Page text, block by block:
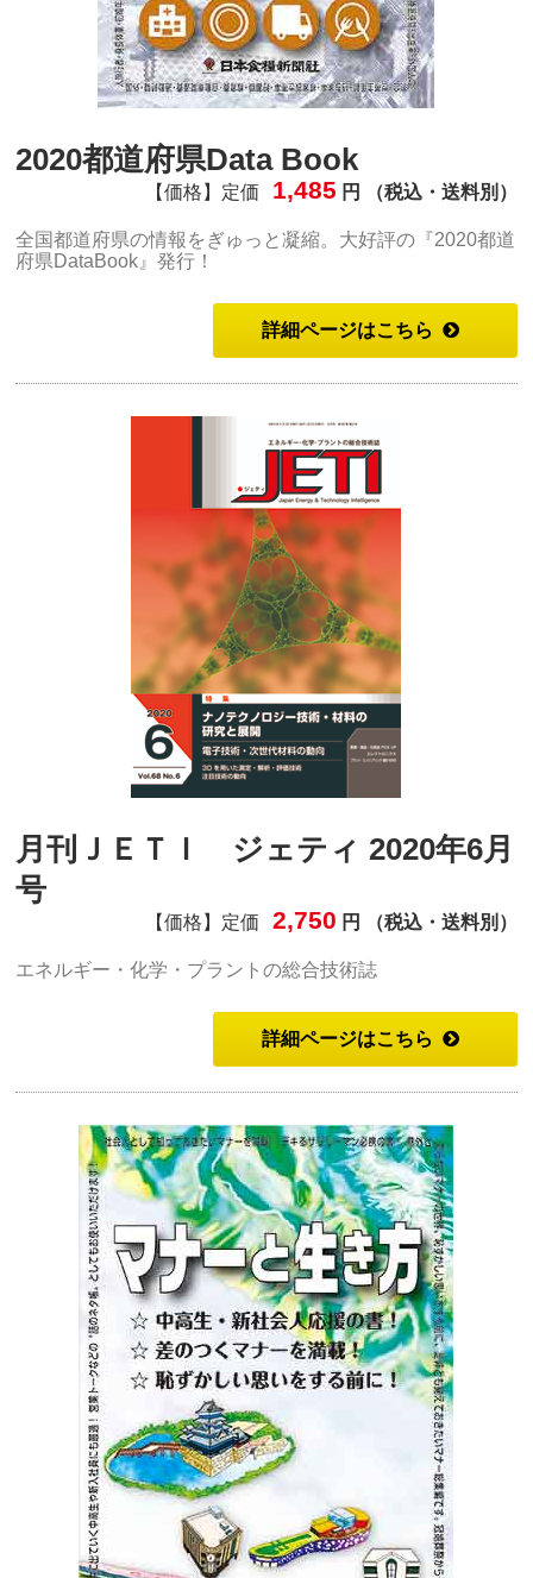
2020都道府県Data Book
【価格】定価 1,485 円 （税込・送料別）
全国都道府県の情報をぎゅっと凝縮。大好評の『2020都道
府県DataBook』発行！
詳細ページはこちら
月刊ＪＥＴＩ ジェティ 2020年6月
号
【価格】定価 2,750 円 （税込・送料別）
エネルギー・化学・プラントの総合技術誌
詳細ページはこちら